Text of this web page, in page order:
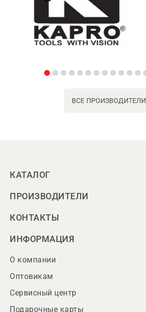
ВСЕ ПРОИЗВОДИТЕЛИ
КАТАЛОГ
ПРОИЗВОДИТЕЛИ
КОНТАКТЫ
ИНФОРМАЦИЯ
О компании
Оптовикам
Сервисный центр
Подарочные карты